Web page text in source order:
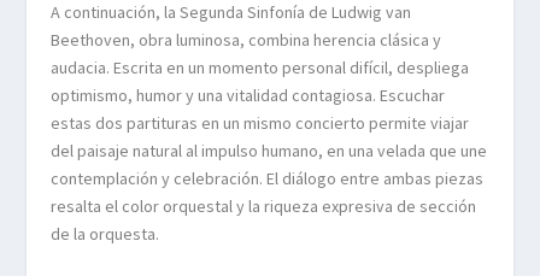
A continuación, la Segunda Sinfonía de Ludwig van
Beethoven, obra luminosa, combina herencia clásica y
audacia. Escrita en un momento personal difícil, despliega
optimismo, humor y una vitalidad contagiosa. Escuchar
estas dos partituras en un mismo concierto permite viajar
del paisaje natural al impulso humano, en una velada que une
contemplación y celebración. El diálogo entre ambas piezas
resalta el color orquestal y la riqueza expresiva de sección
de la orquesta.